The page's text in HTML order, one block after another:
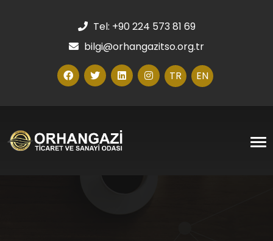
Tel: +90 224 573 81 69
bilgi@orhangazitso.org.tr
TR EN